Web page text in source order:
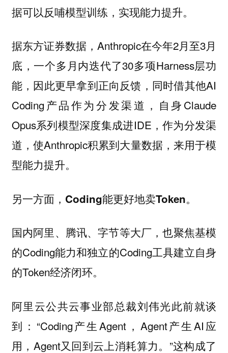
据可以反哺模型训练，实现能力提升。
据东方证券数据，Anthropic在今年2月至3月
底，一个多月内迭代了30多项Harness层功
能，因此更早拿到正向反馈，同时借其他AI
Coding产品作为分发渠道，自身Claude
Opus系列模型深度集成进IDE，作为分发渠
道，使Anthropic积累到大量数据，来用于模
型能力提升。
另一方面，Coding能更好地卖Token。
国内阿里、腾讯、字节等大厂，也聚焦基模
的Coding能力和独立的Coding工具建立自身
的Token经济闭环。
阿里云公共云事业部总裁刘伟光此前就谈
到：“Coding产生Agent，Agent产生AI应
用，Agent又回到云上消耗算力。”这构成了